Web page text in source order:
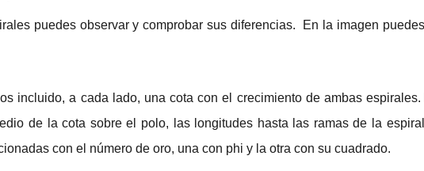
puedes observar y comprobar sus diferencias. En la imagen
incluido, a cada lado, una cota con el crecimiento de ambas
de la cota sobre el polo, las longitudes hasta las ramas de la
con el número de oro, una con phi y la otra con su cuadrado.